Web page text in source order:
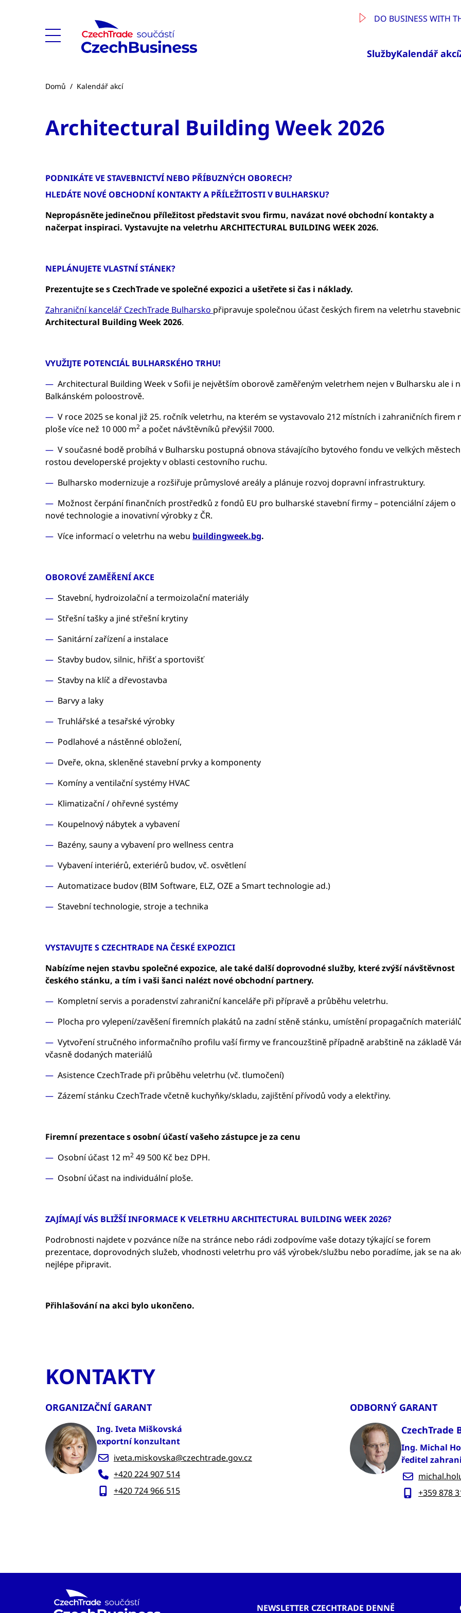
DO BUSINESS WITH
SlužbyKalendář akcí
Domů / Kalendář akcí
Architectural Building Week 2026
PODNIKÁTE VE STAVEBNICTVÍ NEBO PŘÍBUZNÝCH OBORECH?
HLEDÁTE NOVÉ OBCHODNÍ KONTAKTY A PŘÍLEŽITOSTI V BULHARSKU?
Nepropásněte jedinečnou příležitost představit svou firmu, navázat nové obchodní kontakty a
načerpat inspiraci. Vystavujte na veletrhu ARCHITECTURAL BUILDING WEEK 2026.
NEPLÁNUJETE VLASTNÍ STÁNEK?
Prezentujte se s CzechTrade ve společné expozici a ušetřete si čas i náklady.
Zahraniční kancelář CzechTrade Bulharsko připravuje společnou účast českých firem na veletrhu
Architectural Building Week2026.
VYUŽIJTE POTENCIÁL BULHARSKÉHO TRHU!
Architectural Building Week v Sofii je největším oborově zaměřeným veletrhem nejen v Bulharsku ale i
Balkánském poloostrově.
V roce 2025 se konal již 25. ročník veletrhu, na kterém se vystavovalo 212 místních i zahraničních firem
ploše více než 10 000 m2 a počet návštěvníků převýšil 7000.
V současné bodě probíhá v Bulharsku postupná obnova stávajícího bytového fondu ve velkých
rostou developerské projekty v oblasti cestovního ruchu.
Bulharsko modernizuje a rozšiřuje průmyslové areály a plánuje rozvoj dopravní infrastruktury.
Možnost čerpání finančních prostředků z fondů EU pro bulharské stavební firmy – potenciální zájem o
nové technologie a inovativní výrobky z ČR.
Více informací o veletrhu na webu buildingweek.bg.
OBOROVÉ ZAMĚŘENÍ AKCE
Stavební, hydroizolační a termoizolační materiály
Střešní tašky a jiné střešní krytiny
Sanitární zařízení a instalace
Stavby budov, silnic, hřišť a sportovišť
Stavby na klíč a dřevostavba
Barvy a laky
Truhlářské a tesařské výrobky
Podlahové a nástěnné obložení,
Dveře, okna, skleněné stavební prvky a komponenty
Komíny a ventilační systémy HVAC
Klimatizační / ohřevné systémy
Koupelnový nábytek a vybavení
Bazény, sauny a vybavení pro wellness centra
Vybavení interiérů, exteriérů budov, vč. osvětlení
Automatizace budov (BIM Software, ELZ, OZE a Smart technologie ad.)
Stavební technologie, stroje a technika
VYSTAVUJTE S CZECHTRADE NA ČESKÉ EXPOZICI
Nabízíme nejen stavbu společné expozice, ale také další doprovodné služby, které zvýší návštěvnost
českého stánku, a tím i vaši šanci nalézt nové obchodní partnery.
Kompletní servis a poradenství zahraniční kanceláře při přípravě a průběhu veletrhu.
Plocha pro vylepení/zavěšení firemních plakátů na zadní stěně stánku, umístění propagačních
Vytvoření stručného informačního profilu vaší firmy ve francouzštině případně arabštině na základě
včasně dodaných materiálů
Asistence CzechTrade při průběhu veletrhu (vč. tlumočení)
Zázemí stánku CzechTrade včetně kuchyňky/skladu, zajištění přívodů vody a elektřiny.
Firemní prezentace s osobní účastí vašeho zástupce je za cenu
Osobní účast 12 m2 49 500 Kč bez DPH.
Osobní účast na individuální ploše.
ZAJÍMAJÍ VÁS BLIŽŠÍ INFORMACE K VELETRHU ARCHITECTURAL BUILDING WEEK 2026?
Podrobnosti najdete v pozvánce níže na stránce nebo rádi zodpovíme vaše dotazy týkající se forem
prezentace, doprovodných služeb, vhodnosti veletrhu pro váš výrobek/službu nebo poradíme, jak se na
nejlépe připravit.
Přihlašování na akci bylo ukončeno.
KONTAKTY
ORGANIZAČNÍ GARANT
Ing. Iveta Miškovská
exportní konzultant
iveta.miskovska@czechtrade.gov.cz
+420 224 907 514
+420 724 966 515
ODBORNÝ GARANT
CzechTrade
Ing. Michal
ředitel
+359 878
NEWSLETTER CZECHTRADE DENNĚ